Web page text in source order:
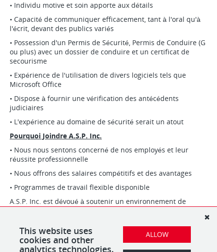
• Individu motive et soin apporte aux détails
• Capacité de communiquer efficacement, tant à l'oral qu'à
l'écrit, devant des publics variés
• Possession d'un Permis de Sécurité, Permis de Conduire (G
ou plus) avec un dossier de conduire et un certificat de
secourisme
• Expérience de l'utilisation de divers logiciels tels que
Microsoft Office
• Dispose à fournir une vérification des antécédents
judiciaires
• L'expérience au domaine de sécurité serait un atout
Pourquoi Joindre A.S.P. Inc.
• Nous nous sentons concerné de nos employés et leur
réussite professionnelle
• Nous offrons des salaires compétitifs et des avantages
• Programmes de travail flexible disponible
A.S.P. Inc. est dévoué à soutenir un environnement de
sexe, état civil/situation familiale, citoyenneté, religion, âge,
statut d'aborigène, etc. pour postuler.
This website uses
cookies and other
analytics technologies.
ALLOW